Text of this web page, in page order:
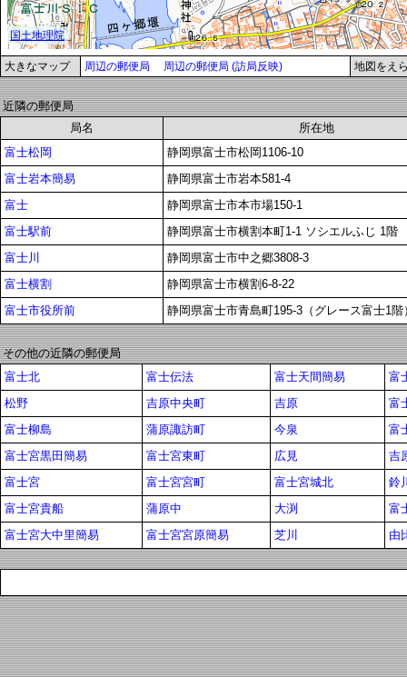
大きなマップ 周辺の郵便局 周辺の郵便局 (訪局反映) 地図をえ
近隣の郵便局
局名
所在地
富士松岡
静岡県富士市松岡1106-10
富士岩本簡易
静岡県富士市岩本581-4
富士
静岡県富士市本市場150-1
富士駅前
静岡県富士市横割本町1-1 ソシエルふじ 1階
富士川
静岡県富士市中之郷3808-3
富士横割
静岡県富士市横割6-8-22
富士市役所前
静岡県富士市青島町195-3（グレース富士1階
その他の近隣の郵便局
富士北
富士伝法 富士天間簡易
富
松野
吉原中央町 吉原
富
富士柳島
蒲原諏訪町 今泉
富
富士宮黒田簡易
富士宮東町 広見
吉
富士宮
富士宮宮町 富士宮城北
鈴
富士宮貴船
蒲原中 大渕
富
富士宮大中里簡易
富士宮宮原簡易 芝川 由